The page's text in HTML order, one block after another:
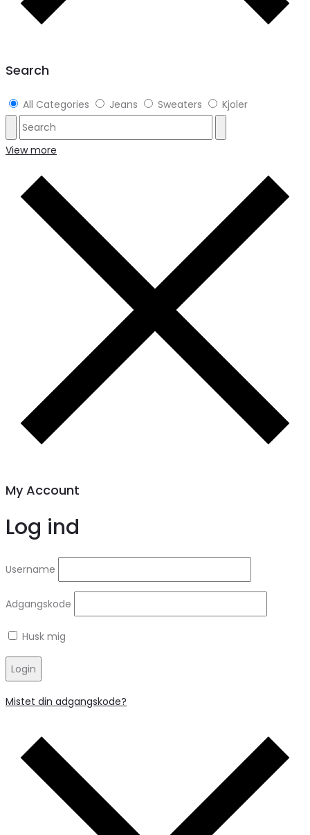
Search
All Categories Jeans Sweaters Kjoler
View more
My Account
Log ind
Username
Adgangskode
Husk mig
Login
Mistet din adgangskode?